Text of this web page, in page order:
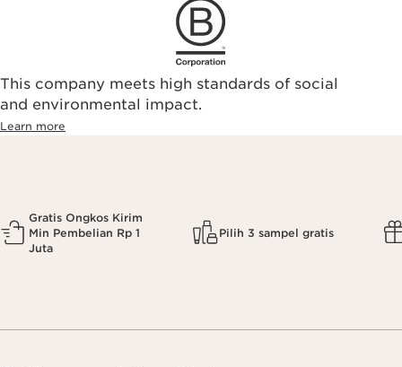
This company meets high standards of social
and environmental impact.
Learn more
Gratis Ongkos Kirim
Min Pembelian Rp 1
Juta
Pilih 3 sampel gratis